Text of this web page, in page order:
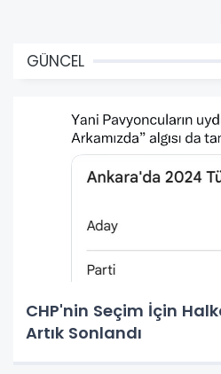
GÜNCEL
CHP'nin Seçim İçin
Artık Sonlandı